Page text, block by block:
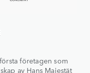
företagen som
av Hans Majestät